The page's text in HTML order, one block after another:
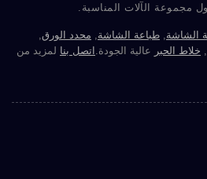
الآلات المناسبة.
الشاشة طباعة الشاشة محدد الورق
خلاط الحبر عالية الجودة. اتصل بنا لمزيد من